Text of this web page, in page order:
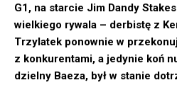
G1, na starcie Jim Dandy
wielkiego rywala – derbistę z
Trzylatek ponownie w
z konkurentami, a jedynie koń
dzielny Baeza, był w stanie